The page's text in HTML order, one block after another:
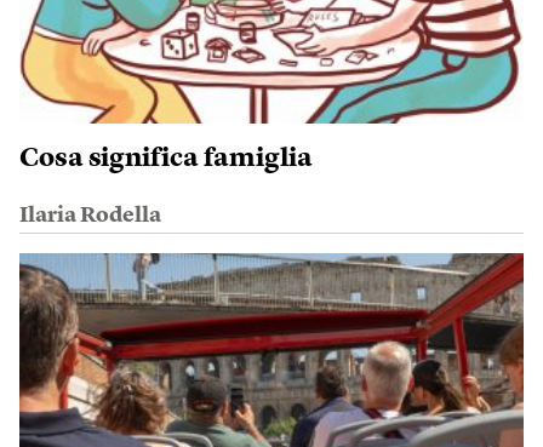
Cosa significa famiglia
Ilaria Rodella